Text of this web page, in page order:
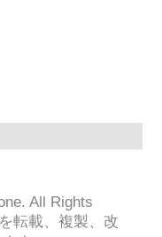
All Rights
転載、複製、改